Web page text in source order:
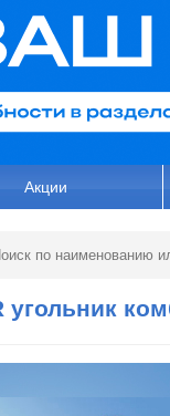
Акции
угольник